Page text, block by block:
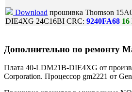
Download прошивка Thomson
DIE4XG 24C16BI CRC: 9240FA68
Дополнительно по ремонту
Плата 40-LDM21B-DIE4XG от
Corporation. Процессор gm2221 от